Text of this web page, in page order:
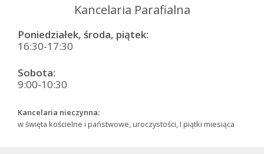
Kancelaria Parafialna
Poniedziałek, środa, piątek:
16:30-17:30
Sobota:
9:00-10:30
Kancelaria nieczynna:
w święta kościelne i państwowe, uroczystości, I piątki miesiąca